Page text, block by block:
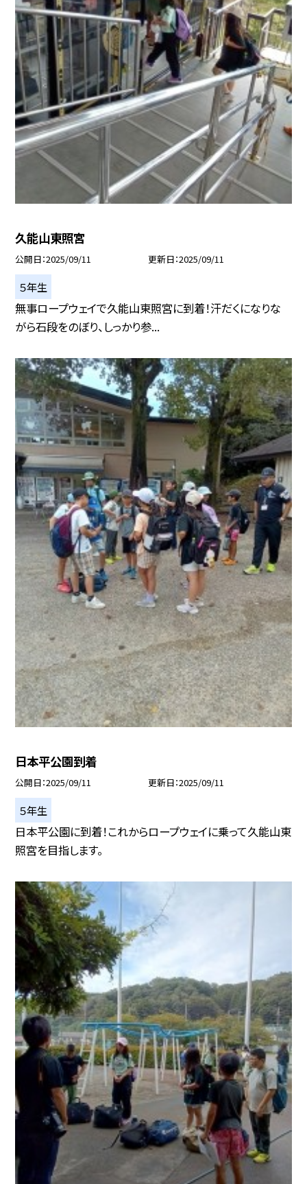
久能山東照宮
公開日 2025/09/11 更新日 2025/09/11
５年生
無事ロープウェイで久能山東照宮に到着！汗だくになりな
がら石段をのぼり、しっかり参...
日本平公園到着
公開日 2025/09/11 更新日 2025/09/11
５年生
日本平公園に到着！これからロープウェイに乗って久能山東
照宮を目指します。